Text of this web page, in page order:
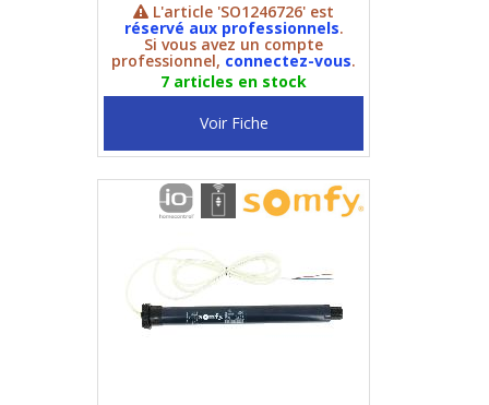
L'article 'SO1246726' est
réservé aux professionnels.
Si vous avez un compte
professionnel, connectez-vous.
7 articles en stock
Voir Fiche